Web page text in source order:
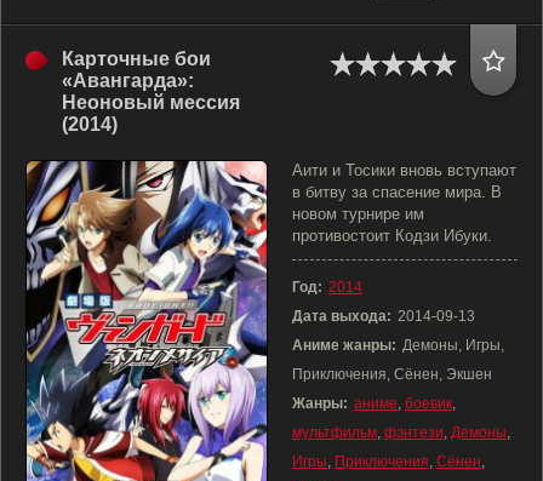
Карточные бои
«Авангарда»:
Неоновый мессия
(2014)
Аити и Тосики вновь вступают
в битву за спасение мира. В
новом турнире им
противостоит Кодзи Ибуки.
Год: 2014
Дата выхода: 2014-09-13
Аниме жанры: Демоны, Игры,
Приключения, Сёнен, Экшен
Жанры: аниме, боевик,
мультфильм, фэнтези, Демоны,
Игры, Приключения, Сёнен,